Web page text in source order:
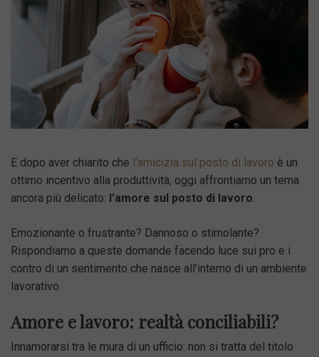
E dopo aver chiarito che l’amicizia sul posto di lavoro è un
ottimo incentivo alla produttività, oggi affrontiamo un tema
ancora più delicato: l’amore sul posto di lavoro
Emozionante o frustrante? Dannoso o stimolante?
Rispondiamo a queste domande facendo luce sui pro e i
contro di un sentimento che nasce all’interno di un ambiente
lavorativo.
Amore e lavoro: realtà conciliabili?
Innamorarsi tra le mura di un ufficio: non si tratta del titolo